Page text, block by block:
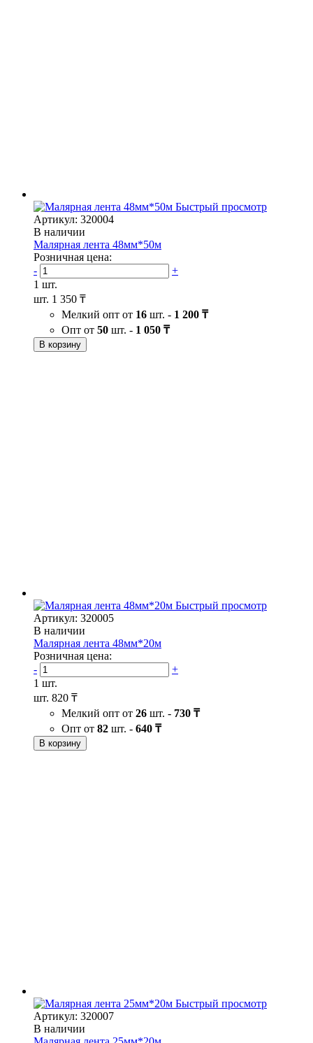
Быстрый просмотр
Артикул: 320004
В наличии
Малярная лента 48мм*50м
Розничная цена:
-
+
1 шт.
шт. 1 350 ₸
Мелкий опт от 16 шт. - 1 200 ₸
Опт от 50 шт. - 1 050 ₸
В корзину
Быстрый просмотр
Артикул: 320005
В наличии
Малярная лента 48мм*20м
Розничная цена:
-
+
1 шт.
шт. 820 ₸
Мелкий опт от 26 шт. - 730 ₸
Опт от 82 шт. - 640 ₸
В корзину
Быстрый просмотр
Артикул: 320007
В наличии